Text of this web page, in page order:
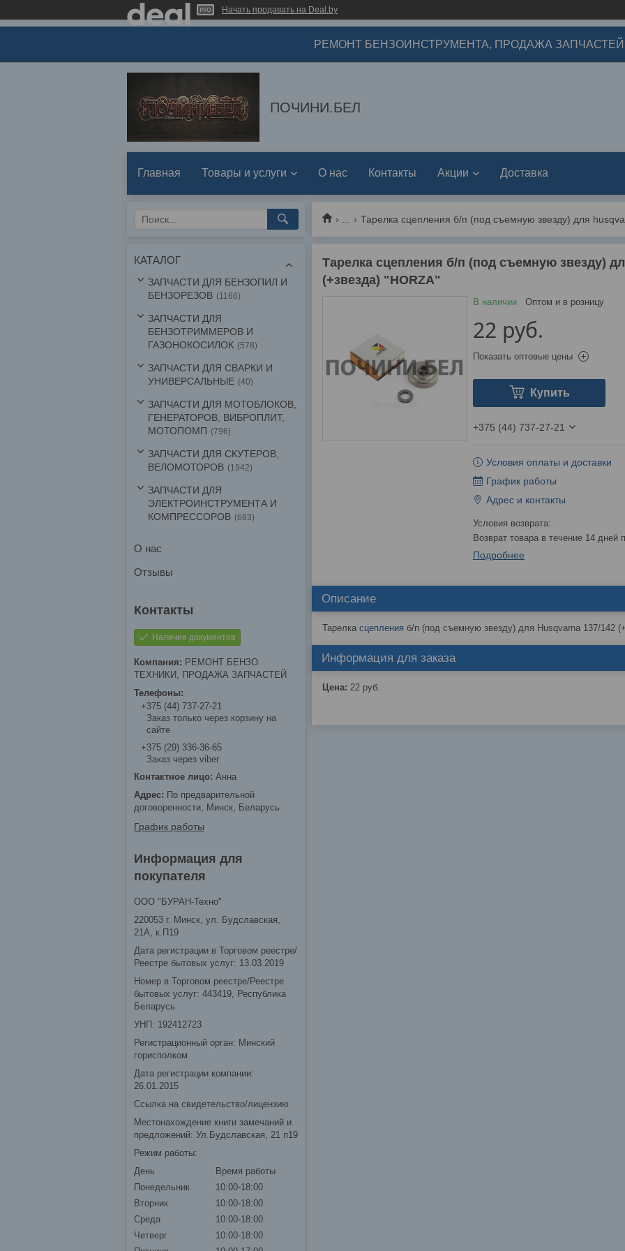
Начать продавать на Deal.by
РЕМОНТ БЕНЗОИНСТРУМЕНТА, ПРОДАЖА ЗАПЧАСТЕЙ
ПОЧИНИ.БЕЛ
Главная Товары и услуги О нас Контакты Акции Доставка
Тарелка сцепления б/п (под съемную звезду) для
Тарелка сцепления б/п (под съемную звезду)
(+звезда) "HORZA"
В наличии Оптом и в розницу
22 руб.
Показать оптовые цены
Купить
+375 (44) 737-27-21
Условия оплаты и доставки
График работы
Адрес и контакты
возврат товара в течение 14 дней
Подробнее
Описание
Тарелка сцепления б/п (под съемную звезду) для Husqvarna 137/142
Информация для заказа
Цена: 22 руб.
КАТАЛОГ
ЗАПЧАСТИ ДЛЯ БЕНЗОПИЛ И
БЕНЗОРЕЗОВ
1166
ЗАПЧАСТИ ДЛЯ
БЕНЗОТРИММЕРОВ И
ГАЗОНОКОСИЛОК
578
ЗАПЧАСТИ ДЛЯ СВАРКИ И
УНИВЕРСАЛЬНЫЕ
40
ЗАПЧАСТИ ДЛЯ МОТОБЛОКОВ,
ГЕНЕРАТОРОВ, ВИБРОПЛИТ,
МОТОПОМП
796
ЗАПЧАСТИ ДЛЯ СКУТЕРОВ,
ВЕЛОМОТОРОВ
1942
ЗАПЧАСТИ ДЛЯ
ЭЛЕКТРОИНСТРУМЕНТА И
КОМПРЕССОРОВ
683
О нас
Отзывы
Наличие документов
РЕМОНТ БЕНЗО
ТЕХНИКИ, ПРОДАЖА ЗАПЧАСТЕЙ
+375 (44) 737-27-21
Заказ только через корзину на
сайте
+375 (29) 336-36-65
Заказ через viber
Анна
По предварительной
договоренности, Минск, Беларусь
График работы
Информация для
покупателя
ООО "БУРАН-Техно"
220053 г. Минск, ул. Будславская,
21А, к.П19
Дата регистрации в Торговом реестре/
Реестре бытовых услуг: 13.03.2019
Номер в Торговом реестре/Реестре
бытовых услуг: 443419, Республика
Беларусь
УНП: 192412723
Регистрационный орган: Минский
горисполком
Дата регистрации компании:
26.01.2015
Ссылка на свидетельство/лицензию
Местонахождение книги замечаний и
предложений: Ул.Будславская, 21 п19
Режим работы:
День
Время работы
Понедельник
10:00-18:00
Вторник
10:00-18:00
Среда
10:00-18:00
Четверг
10:00-18:00